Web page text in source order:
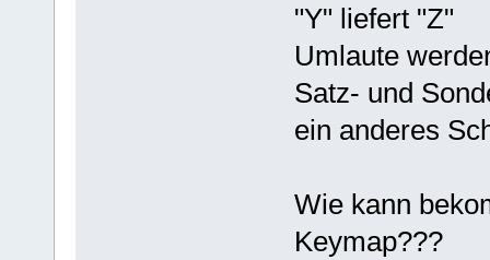
"Y" liefert "Z"
Umlaute
Satz- und
ein anderes
Wie kann
Keymap???